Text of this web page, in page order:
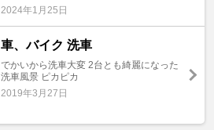
2024年1月25日
車、バイク 洗車
でかいから洗車大変 2台とも綺麗になった
洗車風景 ピカピカ
2019年3月27日